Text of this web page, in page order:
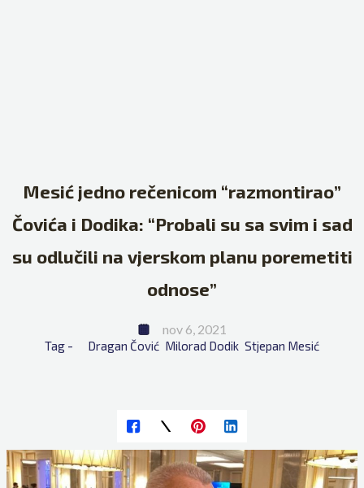
Mesić jedno rečenicom “razmontirao”
Čovića i Dodika: “Probali su sa svim i sad
su odlučili na vjerskom planu poremetiti
odnose”
nov 6, 2021
Tag - Dragan Čović Milorad Dodik Stjepan Mesić